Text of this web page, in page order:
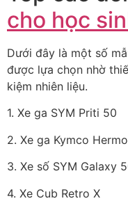
cho học
Dưới đây là một số
được lựa chọn nhờ
kiệm nhiên liệu.
1. Xe ga SYM Priti 50
2. Xe ga Kymco
3. Xe số SYM Galaxy
4. Xe Cub Retro X